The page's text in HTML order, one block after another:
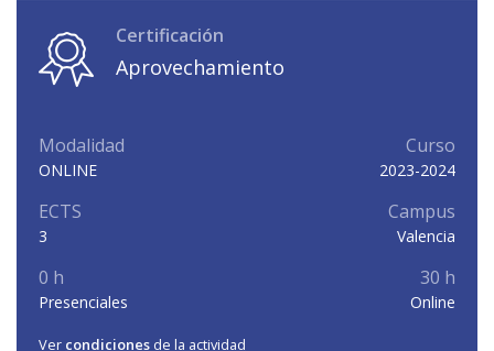
Certificación
Aprovechamiento
Modalidad
ONLINE
Curso
2023-2024
ECTS
3
Campus
Valencia
0 h
Presenciales
30 h
Online
Ver condiciones de la actividad